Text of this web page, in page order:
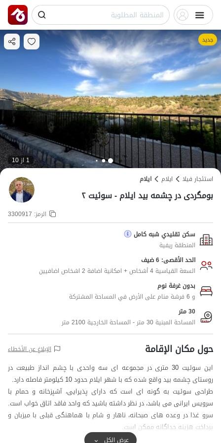
جديد
1 از 10
استئجار فيلا
ایلام ایلام
بومگردی در چشمه بید ایلام - سوئیت ۲
الرمز: 3300917
سكن تقليدي شبه كامل
المنطقة ريفية
الحد الأقصى: 6 ضيف
السعة القياسية 4 أشخاص + امكانية اضافة 2 اشخاص اضافيين
بدون غرفة نوم
و 6 فرشة منام على الأرض في المساحة المشتركة
30 متر
المساحة المبنية 30 متر - المساحة الخارجية 2100 متر
حول مكان الإقامة الإبلاغ عن الأخطاء
این سوئیت 30 متری در مجموعه ای سه واحدی با چشم انداز طبیعت در
روستای چشمه بید واقع شده که با شهر ایلام حدود 10 کیلومتر فاصله دارد.
طراحی سوئیت به گونه ای است که دارای پذیرایی، آشپزخانه و حمام با
سرویس ایرانی می باشد، در نظر داشته باشید که واحد فاقد اتاق خواب است.
سرو غذا در وعده های صبحانه، ناهار و شام با هماهنگی قبلی با میزبان و
پرداخت هزینه جداگانه ممکن است.
از مشاعات مجموعه می توان حیاط دلباز، ایوان ورودی و سرویس ایرانی
عرض الكل